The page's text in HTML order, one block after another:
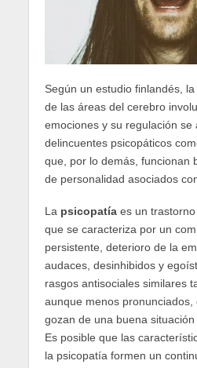
Según un estudio finlandés,
de las áreas del cerebro
emociones y su regulación se
delincuentes psicopáticos
que, por lo demás, funcionan
de personalidad asociados
La psicopatíaes un trastorno
que se caracteriza por un
persistente, deterioro de la
audaces, desinhibidos y
rasgos antisociales similares
aunque menos pronunciados,
gozan de una buena situación
Es posible que las
la psicopatía formen un